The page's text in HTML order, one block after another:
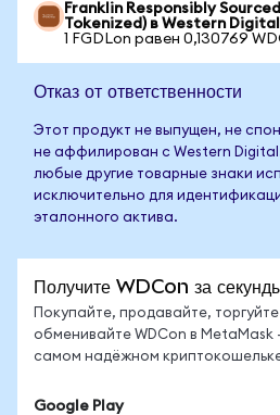
Franklin Responsibly
Tokenized) в Western
1 FGDLon равен 0,130769
Отказ от ответственности
Этот продукт не выпущен, не
не аффилирован с Western
любые другие товарные знаки
исключительно для
эталонного актива.
Получите WDCon за
Покупайте, продавайте, торгуйте
обменивайте WDCon в MetaMask
самом надёжном
Google Play